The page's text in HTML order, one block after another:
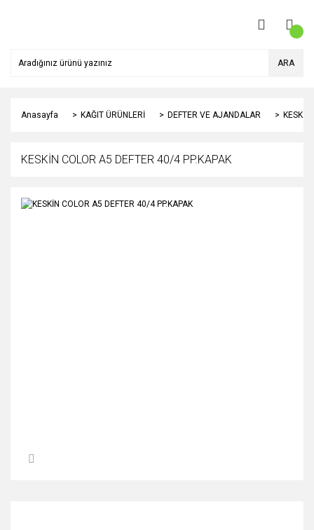
ARA
Anasayfa KAĞIT ÜRÜNLERİ DEFTER VE AJANDALAR
KESKİN COLOR A5 DEFTER 40/4 PP.KAPAK